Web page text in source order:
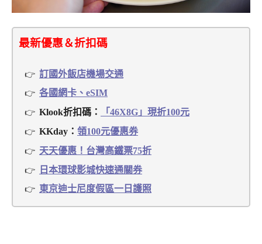
最新優惠＆折扣碼
訂國外飯店機場交通
各國網卡、eSIM
Klook折扣碼：
「46X8G」現折100元
KKday： 領100元優惠券
天天優惠！台灣高鐵票75折
日本環球影城快速通關券
東京迪士尼度假區一日護照